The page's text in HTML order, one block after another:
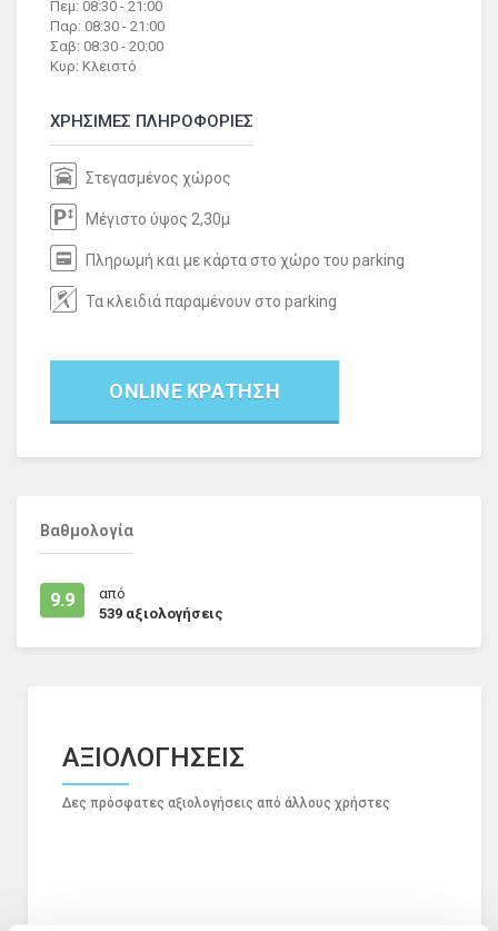
Πεμ: 08:30 - 21:00
Παρ: 08:30 - 21:00
Σαβ: 08:30 - 20:00
Κυρ: Κλειστό
ΧΡΗΣΙΜΕΣ ΠΛΗΡΟΦΟΡΙΕΣ
Στεγασμένος χώρος
Μέγιστο ύψος 2,30μ
Πληρωμή και με κάρτα στο χώρο του parking
Τα κλειδιά παραμένουν στο parking
ONLINE ΚΡΑΤΗΣΗ
Βαθμολογία
9.9
από
539 αξιολογήσεις
ΑΞΙΟΛΟΓΗΣΕΙΣ
Δες πρόσφατες αξιολογήσεις από άλλους χρήστες